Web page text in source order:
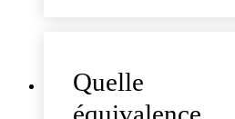
Quelle